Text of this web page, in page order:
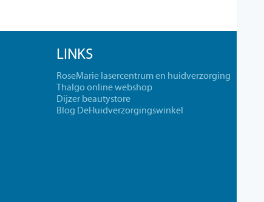
LINKS
RoseMarie lasercentrum en huidverzorging
Thalgo online webshop
Dijzer beautystore
Blog DeHuidverzorgingswinkel